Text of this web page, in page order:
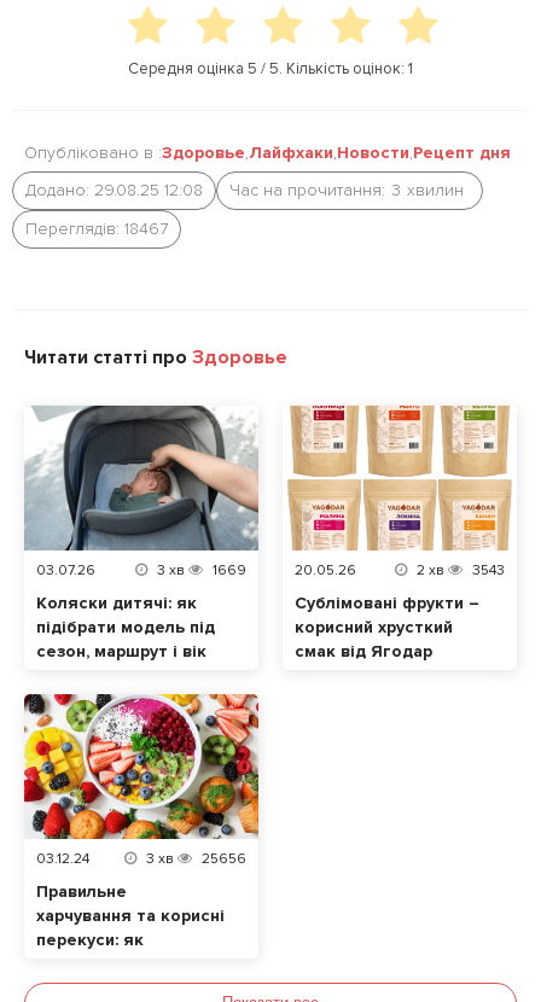
o
k
Середня оцінка 5 / 5. Кількість оцінок: 1
Опубліковано в :Здоровье,Лайфхаки,Новости,Рецепт дня
Додано: 29.08.25 12:08
Час на прочитання: 3 хвилин
Переглядів: 18467
Читати статті про Здоровье
03.07.26 3 хв 1669
Коляски дитячі: як
підібрати модель під
сезон, маршрут і вік
20.05.26 2 хв 3543
Сублімовані фрукти –
корисний хрусткий
смак від Ягодар
03.12.24 3 хв 25656
Правильне
харчування та корисні
перекуси: як
та енергію протягом